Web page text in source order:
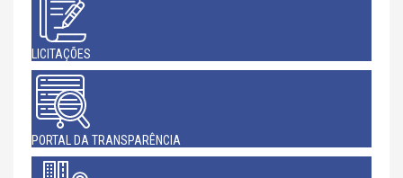
LICITAÇÕES
PORTAL DA TRANSPARÊNCIA